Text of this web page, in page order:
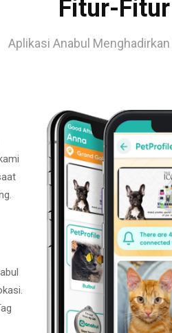
Fitur-
Aplikasi Anabul